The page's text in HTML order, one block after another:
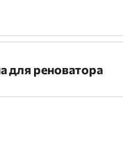
для реноватора